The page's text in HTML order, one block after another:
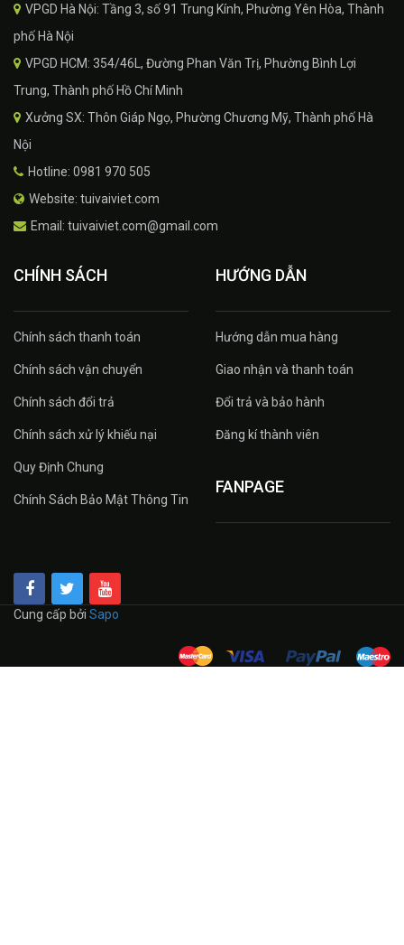
VPGD Hà Nội: Tầng 3, số 91 Trung Kính, Phường Yên Hòa, Thành
phố Hà Nội
VPGD HCM: 354/46L, Đường Phan Văn Trị, Phường Bình Lợi
Trung, Thành phố Hồ Chí Minh
Xưởng SX: Thôn Giáp Ngọ, Phường Chương Mỹ, Thành phố Hà
Nội
Hotline: 0981 970 505
Website: tuivaiviet.com
Email: tuivaiviet.com@gmail.com
CHÍNH SÁCH
Chính sách thanh toán
Chính sách vận chuyển
Chính sách đổi trả
Chính sách xử lý khiếu nại
Quy Định Chung
Chính Sách Bảo Mật Thông Tin
HƯỚNG DẪN
Hướng dẫn mua hàng
Giao nhận và thanh toán
Đổi trả và bảo hành
Đăng kí thành viên
FANPAGE
Cung cấp bởi Sapo